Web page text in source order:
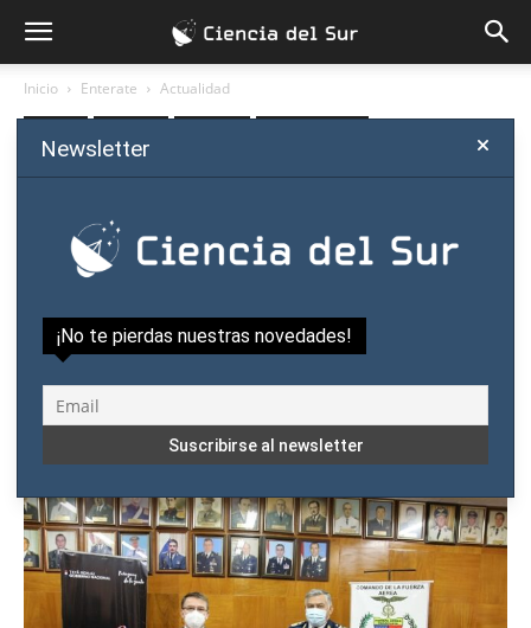
Inicio Enterate Actualidad
Direcciones y hasta una
Defensa Aeroespacial: tratan
de militarizar la Agencia
Ciencia del Sur - agosto 26, 2020
Newsletter
¡No te pierdas nuestras novedades!